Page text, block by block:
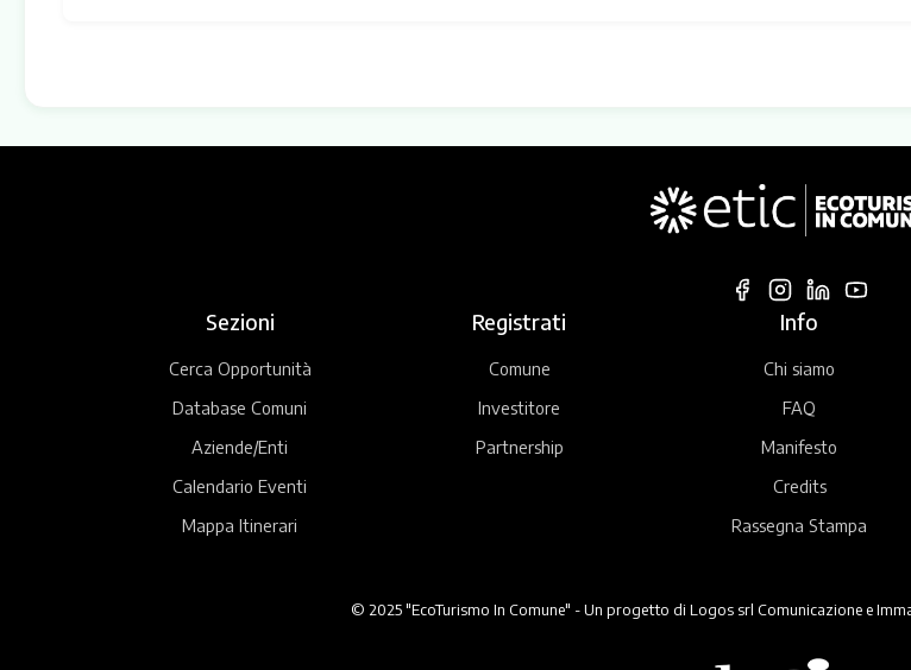
Sezioni
Cerca Opportunità
Database Comuni
Aziende/Enti
Calendario Eventi
Mappa Itinerari
Registrati
Comune
Investitore
Partnership
Info
Chi siamo
FAQ
Manifesto
Credits
Rassegna Stampa
© 2025 "EcoTurismo In Comune" - Un progetto di Logos srl Comunicazione e